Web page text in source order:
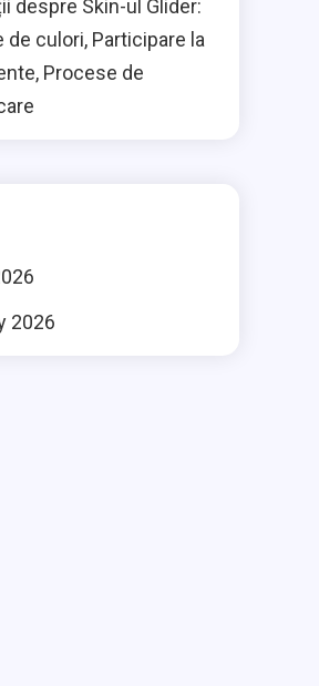
despre Skin-ul Glider:
de culori, Participare la
Procese de
2026